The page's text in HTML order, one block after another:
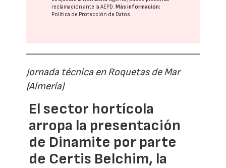
reclamación ante laAEPD.Más información:
Política de Protección de Datos
Jornada técnica en Roquetas de Mar
(Almería)
El sector hortícola
arropa la presentación
de Dinamite por parte
de Certis Belchim, la